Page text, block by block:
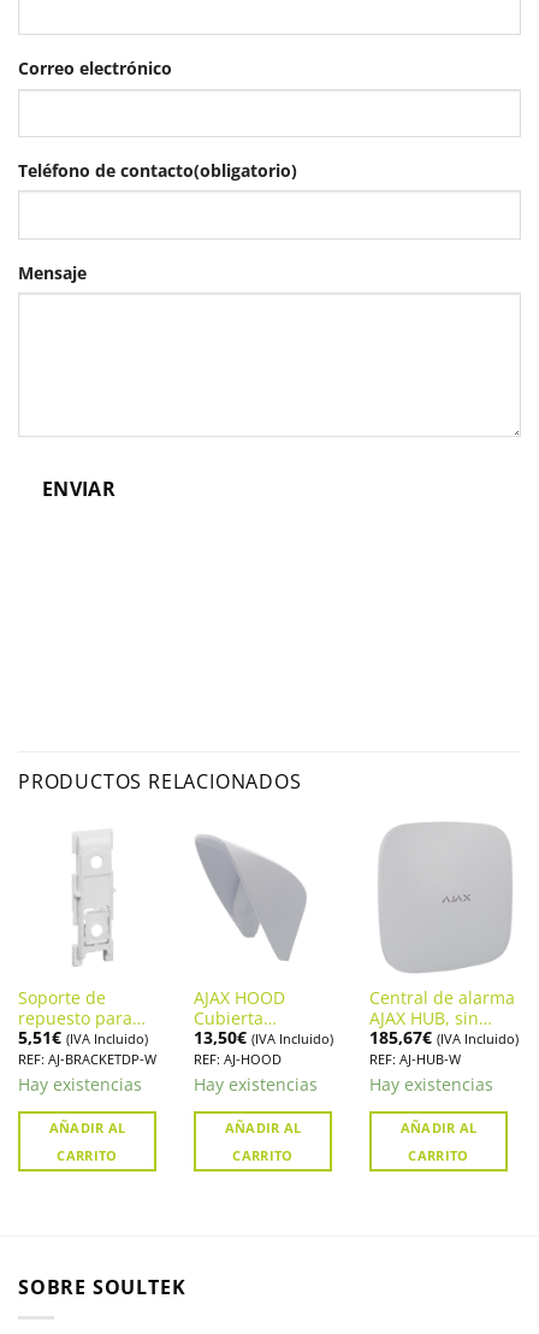
Correo electrónico
Teléfono de contacto(obligatorio)
Mensaje
ENVIAR
PRODUCTOS RELACIONADOS
Soporte de
repuesto para
contacto
magnético Alarma
Ajax AJ-
BRACKETDP-W
5,51€ (IVA Incluido)
REF: AJ-BRACKETDP-W
Hay existencias
AÑADIR AL
CARRITO
AJAX HOOD
Cubierta
Protectora para
detector exterior
MotionProtect
Outdoor
13,50€ (IVA Incluido)
REF: AJ-HOOD
Hay existencias
AÑADIR AL
CARRITO
Central de alarma
AJAX HUB, sin
cuotas mensuales.
(AJ-HUB-W)
185,67€ (IVA Incluido)
REF: AJ-HUB-W
Hay existencias
AÑADIR AL
CARRITO
SOBRE SOULTEK